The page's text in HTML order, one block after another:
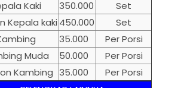
Kaki
350.000
Set
Kepala kaki 450.000
Set
35.000
Per Porsi
Muda
50.000
Per Porsi
Kambing 35.000
Per Porsi